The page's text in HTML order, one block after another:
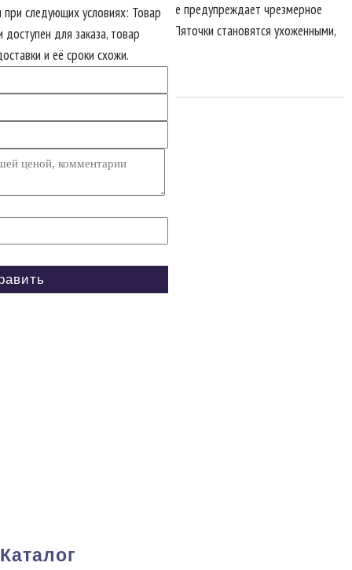
нанесения. Регулярное применение предупреждает чрезмерное
возникновение огрубевшeй кожи. Пяточки становятся ухоженными,
гладкими и мягкими.
Версия для печати
следующих условиях: Товар
для заказа, товар
и её сроки схожи.
Каталог